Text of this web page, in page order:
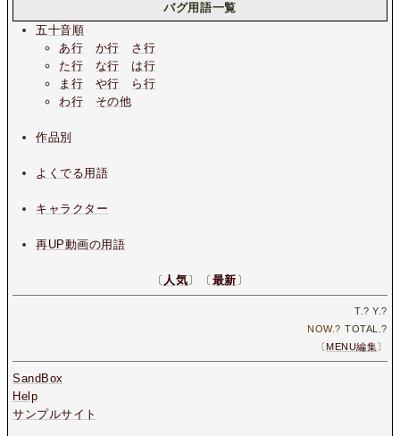
バグ用語一覧
五十音順
あ行
か行
さ行
た行
な行
は行
ま行
や行
ら行
わ行
その他
作品別
よくでる用語
キャラクター
再UP動画の用語
〔 人気〕〔 最新 〕
T.? Y.?
NOW.? TOTAL.?
〔MENU編集〕
SandBox
Help
サンプルサイト